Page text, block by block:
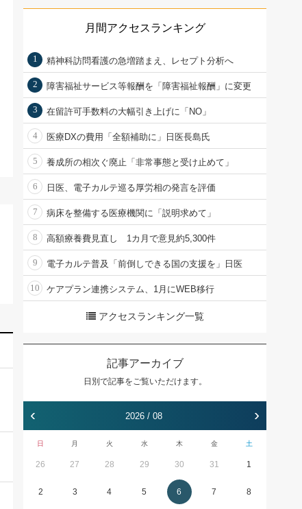
月間アクセスランキング
1 精神科訪問看護の急増踏まえ、レセプト分析へ
2 障害福祉サービス等報酬を「障害福祉報酬」に変更
3 在留許可手数料の大幅引き上げに「NO」
4 医療DXの費用「全額補助に」日医長島氏
5 養成所の相次ぐ廃止「非常事態と受け止めて」
6 日医、電子カルテ巡る厚労相の発言を評価
7 病床を整備する医療機関に「説明求めて」
8 高額療養費見直し 1カ月で意見約5,300件
9 電子カルテ普及「前倒しできる国の支援を」日医
10 ケアプラン連携システム、1月にWEB移行
アクセスランキング一覧
記事アーカイブ
日別で記事をご覧いただけます。
‹ 2026 / 08 ›
日 月 火 水 木 金 土
26 27 28 29 30 31 1
2 3 4 5 6 7 8